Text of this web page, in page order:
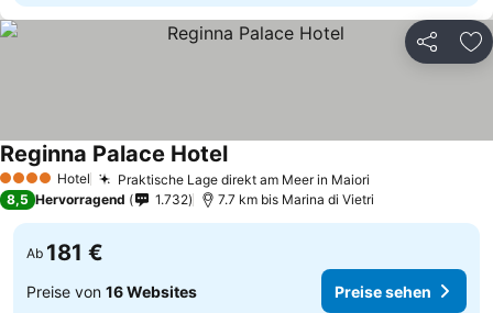
Teilen
4 Sterne Hotel Praktische Lage direkt am Meer in Maiori
Reginna Palace Hotel
8,5 Hervorragend 1.732 7.7 km bis Marina di Vietri
Ab 181 €
Preise von 16 Websites Preise sehen